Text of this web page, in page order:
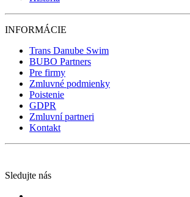
INFORMÁCIE
Trans Danube Swim
BUBO Partners
Pre firmy
Zmluvné podmienky
Poistenie
GDPR
Zmluvní partneri
Kontakt
Sledujte nás